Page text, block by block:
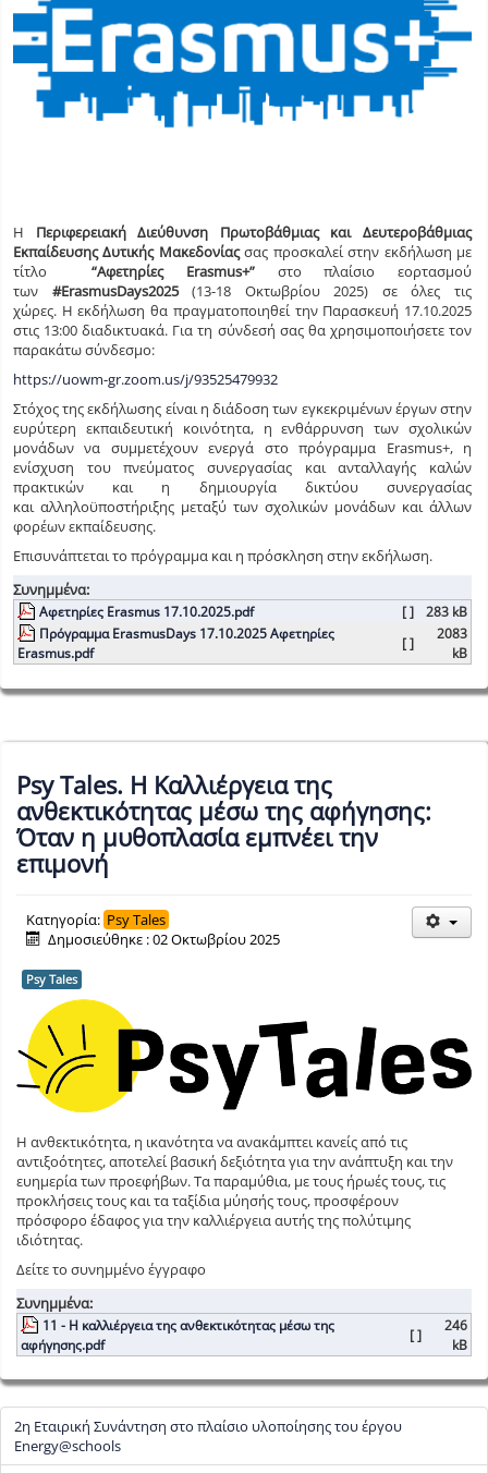
Η Περιφερειακή Διεύθυνση Πρωτοβάθμιας και Δευτεροβάθμιας
Εκπαίδευσης Δυτικής Μακεδονίαςσας προσκαλεί στην εκδήλωση με
τίτλο“Αφετηρίες Erasmus+” στο πλαίσιο εορτασμού
των #ΕrasmusDays2025(13-18 Οκτωβρίου 2025) σε όλες τις
χώρες. H εκδήλωση θα πραγματοποιηθεί την Παρασκευή 17.10.2025
στις 13:00 διαδικτυακά. Για τη σύνδεσή σας θα χρησιμοποιήσετε τον
παρακάτω σύνδεσμο:
https://uowm-gr.zoom.us/j/93525479932
Στόχος της εκδήλωσης είναι η διάδοση των εγκεκριμένων έργων στην
ευρύτερη εκπαιδευτική κοινότητα, η ενθάρρυνση των σχολικών
μονάδων να συμμετέχουν ενεργά στο πρόγραμμα Erasmus+, η
ενίσχυση του πνεύματος συνεργασίας και ανταλλαγής καλών
πρακτικών και η δημιουργία δικτύου συνεργασίας
και αλληλοϋποστήριξης μεταξύ των σχολικών μονάδων και άλλων
φορέων εκπαίδευσης.
Επισυνάπτεται το πρόγραμμα και η πρόσκληση στην εκδήλωση.
Συνημμένα:
Αφετηρίες Erasmus 17.10.2025.pdf [ ]
283 kB
Πρόγραμμα ErasmusDays 17.10.2025 Αφετηρίες
Erasmus.pdf
[ ]
2083
kB
Psy Tales. Η Καλλιέργεια της
ανθεκτικότητας μέσω της αφήγησης:
Όταν η μυθοπλασία εμπνέει την
επιμονή
Κατηγορία: Psy Tales
Δημοσιεύθηκε : 02 Οκτωβρίου 2025
Psy Tales
Η ανθεκτικότητα, η ικανότητα να ανακάμπτει κανείς από τις
αντιξοότητες, αποτελεί βασική δεξιότητα για την ανάπτυξη και την
ευημερία των προεφήβων. Τα παραμύθια, με τους ήρωές τους, τις
προκλήσεις τους και τα ταξίδια μύησής τους, προσφέρουν
πρόσφορο έδαφος για την καλλιέργεια αυτής της πολύτιμης
ιδιότητας.
Δείτε το συνημμένο έγγραφο
Συνημμένα:
11 - Η καλλιέργεια της ανθεκτικότητας μέσω της
αφήγησης.pdf
[ ]
246
kB
2η Εταιρική Συνάντηση στο πλαίσιο υλοποίησης του έργου
Energy@schools